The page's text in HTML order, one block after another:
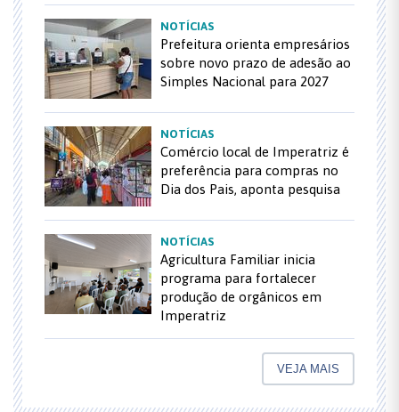
NOTÍCIAS
Prefeitura orienta empresários
sobre novo prazo de adesão ao
Simples Nacional para 2027
NOTÍCIAS
Comércio local de Imperatriz é
preferência para compras no
Dia dos Pais, aponta pesquisa
NOTÍCIAS
Agricultura Familiar inicia
programa para fortalecer
produção de orgânicos em
Imperatriz
VEJA MAIS